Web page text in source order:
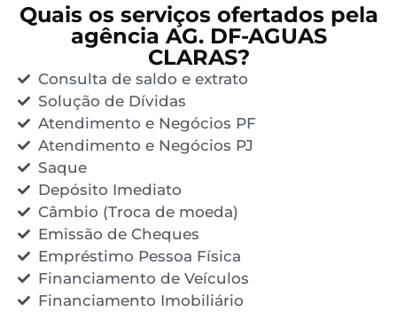
Quais os serviços ofertados pela
agência AG. DF-AGUAS
CLARAS?
Consulta de saldo e extrato
Solução de Dívidas
Atendimento e Negócios PF
Atendimento e Negócios PJ
Saque
Depósito Imediato
Câmbio (Troca de moeda)
Emissão de Cheques
Empréstimo Pessoa Física
Financiamento de Veículos
Financiamento Imobiliário